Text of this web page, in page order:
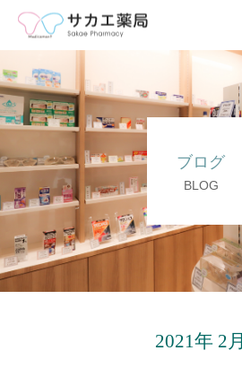
ブログ
BLOG
2021年 2月
ホーム
事業内容
求人募集
会社案内